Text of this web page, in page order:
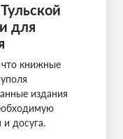
для
книжные
издания
и досуга.